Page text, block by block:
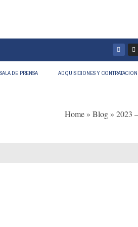
SALA DE PRENSA ADQUISICIONES Y
Home »Blog »2023